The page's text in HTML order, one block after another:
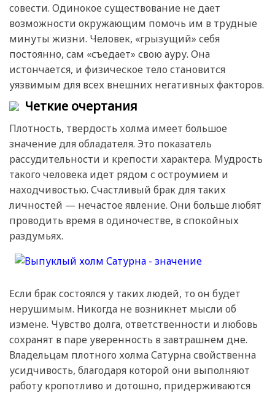
совести. Одинокое существование не дает
возможности окружающим помочь им в трудные
минуты жизни. Человек, «грызущий» себя
постоянно, сам «съедает» свою ауру. Она
истончается, и физическое тело становится
уязвимым для всех внешних негативных факторов.
Четкие очертания
Плотность, твердость холма имеет большое
значение для обладателя. Это показатель
рассудительности и крепости характера. Мудрость
такого человека идет рядом с остроумием и
находчивостью. Счастливый брак для таких
личностей — нечастое явление. Они больше любят
проводить время в одиночестве, в спокойных
раздумьях.
Если брак состоялся у таких людей, то он будет
нерушимым. Никогда не возникнет мысли об
измене. Чувство долга, ответственности и любовь
сохранят в паре уверенность в завтрашнем дне.
Владельцам плотного холма Сатурна свойственна
усидчивость, благодаря которой они выполняют
работу кропотливо и дотошно, придерживаются